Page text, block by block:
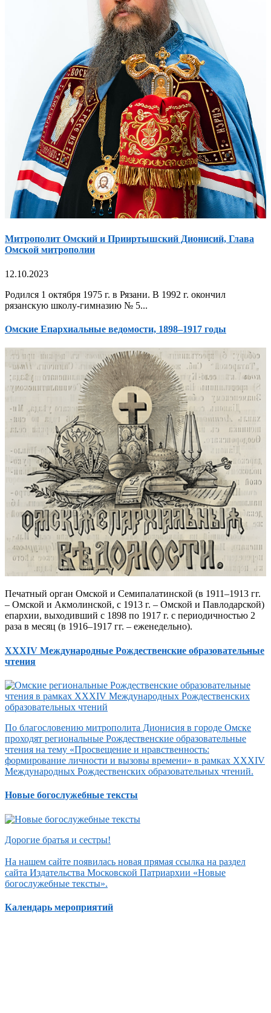
Митрополит Омский и Прииртышский Дионисий, Глава
Омской митрополии
12.10.2023
Родился 1 октября 1975 г. в Рязани. В 1992 г. окончил
рязанскую школу-гимназию № 5...
Омские Епархиальные ведомости, 1898–1917 годы
Печатный орган Омской и Семипалатинской (в 1911–1913 гг.
– Омской и Акмолинской, с 1913 г. – Омской и Павлодарской)
епархии, выходивший с 1898 по 1917 г. с периодичностью 2
раза в месяц (в 1916–1917 гг. – еженедельно).
XXXIV Международные Рождественские образовательные
чтения
По благословению митрополита Дионисия в городе Омске
проходят региональные Рождественские образовательные
чтения на тему «Просвещение и нравственность:
формирование личности и вызовы времени» в рамках XXXIV
Международных Рождественских образовательных чтений.
Новые богослужебные тексты
Дорогие братья и сестры!
На нашем сайте появилась новая прямая ссылка на раздел
сайта Издательства Московской Патриархии «Новые
богослужебные тексты».
Календарь мероприятий